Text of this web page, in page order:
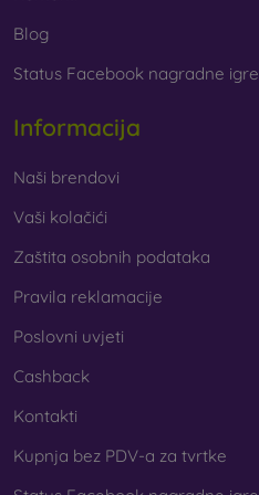
Blog
Status Facebook nagradne
Informacija
Naši brendovi
Vaši kolačići
Zaštita osobnih podataka
Pravila reklamacije
Poslovni uvjeti
Cashback
Kontakti
Kupnja bez PDV-a za tvrtke